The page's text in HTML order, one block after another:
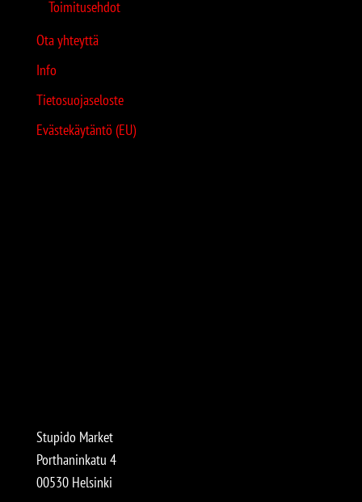
Toimitusehdot
Ota yhteyttä
Info
Tietosuojaseloste
Evästekäytäntö (EU)
Stupido Market
Porthaninkatu 4
00530 Helsinki